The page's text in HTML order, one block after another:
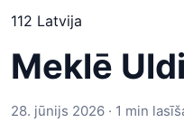
112 Latvija
Meklē
28. jūnijs 2026 · 1 min